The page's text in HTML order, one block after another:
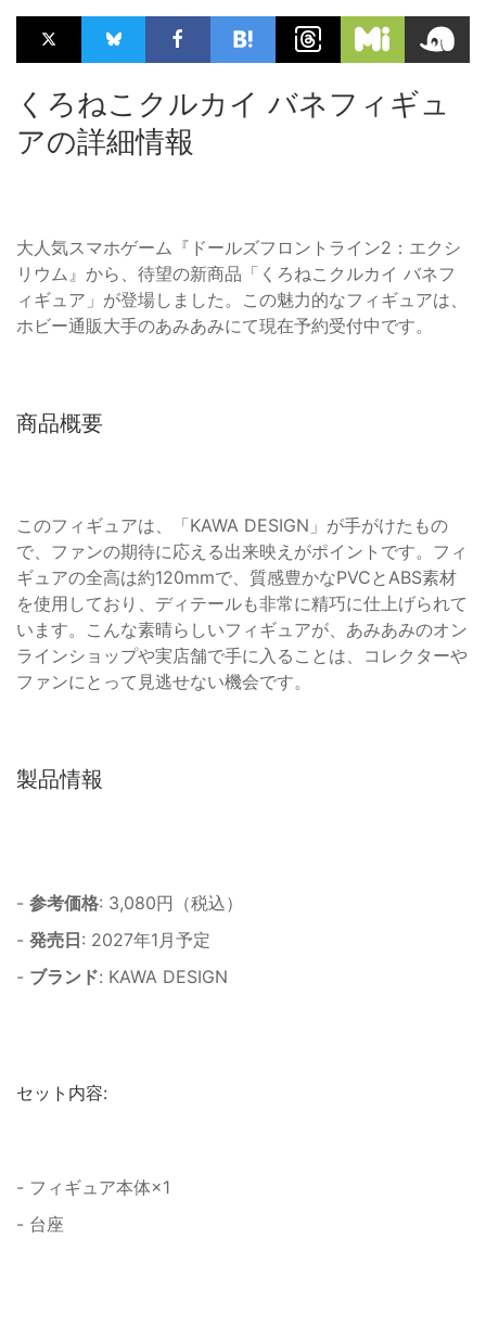
くろねこクルカイ バネフィギュ
アの詳細情報
大人気スマホゲーム『ドールズフロントライン2：エクシ
リウム』から、待望の新商品「くろねこクルカイ バネフ
ィギュア」が登場しました。この魅力的なフィギュアは、
ホビー通販大手のあみあみにて現在予約受付中です。
商品概要
このフィギュアは、「KAWA DESIGN」が手がけたもの
で、ファンの期待に応える出来映えがポイントです。フィ
ギュアの全高は約120mmで、質感豊かなPVCとABS素材
を使用しており、ディテールも非常に精巧に仕上げられて
います。こんな素晴らしいフィギュアが、あみあみのオン
ラインショップや実店舗で手に入ることは、コレクターや
ファンにとって見逃せない機会です。
製品情報
- 参考価格: 3,080円（税込）
- 発売日: 2027年1月予定
- ブランド: KAWA DESIGN
セット内容:
- フィギュア本体×1
- 台座